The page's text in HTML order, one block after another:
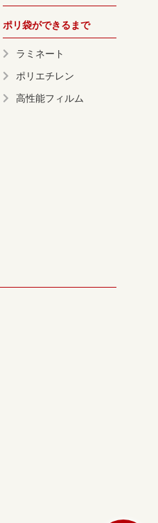
ポリ袋ができるまで
ラミネート
ポリエチレン
高性能フィルム